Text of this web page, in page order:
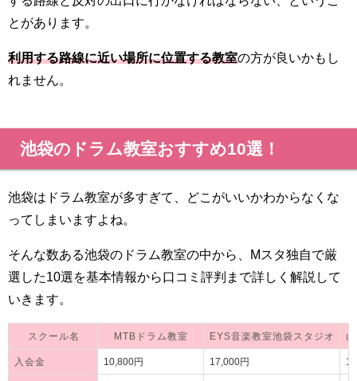
とがあります。
利用する路線に近い場所に位置する教室の方が良いかもし
れません。
池袋のドラム教室おすすめ10選！
池袋はドラム教室が多すぎて、どこがいいかわからなくな
ってしまいますよね。
そんな数ある池袋のドラム教室の中から、Mスタ独自で厳
選した10選を基本情報から口コミ評判まで詳しく解説して
いきます。
スクール名 MTBドラム教室 EYS音楽教室池袋スタジオ
入会金 10,800円 17,000円